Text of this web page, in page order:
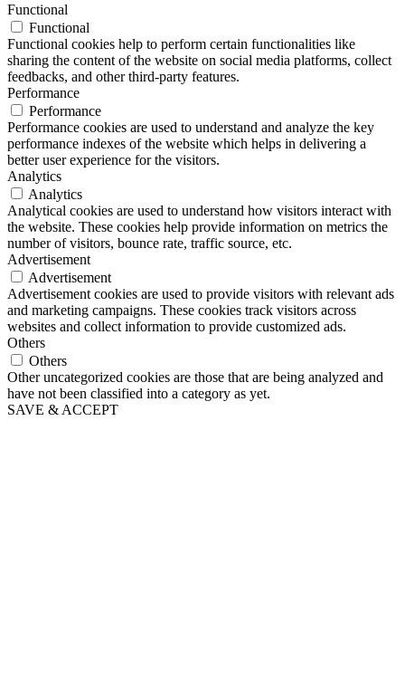
Functional
Functional
Functional cookies help to perform certain functionalities like
sharing the content of the website on social media platforms, collect
feedbacks, and other third-party features.
Performance
Performance
Performance cookies are used to understand and analyze the key
performance indexes of the website which helps in delivering a
better user experience for the visitors.
Analytics
Analytics
Analytical cookies are used to understand how visitors interact with
the website. These cookies help provide information on metrics the
number of visitors, bounce rate, traffic source, etc.
Advertisement
Advertisement
Advertisement cookies are used to provide visitors with relevant ads
and marketing campaigns. These cookies track visitors across
websites and collect information to provide customized ads.
Others
Others
Other uncategorized cookies are those that are being analyzed and
have not been classified into a category as yet.
SAVE & ACCEPT